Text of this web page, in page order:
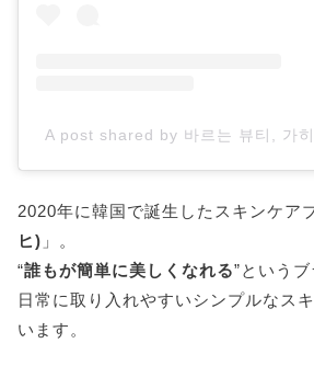
A post shared by 바르는 뷰티,
2020年に韓国で誕生したスキンケア
ヒ) 」。
“誰もが簡単に美しくなれる”という
日常に取り入れやすいシンプルなス
います。